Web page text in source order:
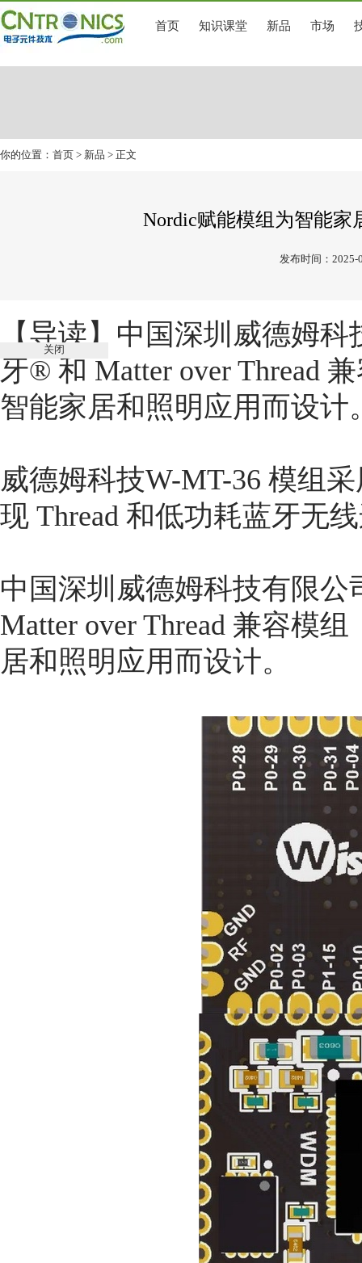
首页 知识课堂 新品 市场
你的位置： 首页 > 新品 > 正文
Nordic赋能模组为智能家
发布时间：2025-
【导读】 中国深圳威德姆科
牙® 和 Matter over Thread
智能家居和照明应用而设计
威德姆科技W-MT-36 模组采
现 Thread 和低功耗蓝牙无
中国深圳威德姆科技有限
Matter over Thread 兼容模
居和照明应用而设计。
关闭